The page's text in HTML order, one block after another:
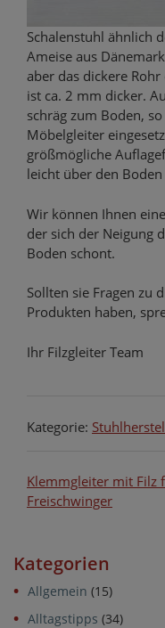
Schalenstuhl ähnlich
Ameise aus
aber das dickere
ist ca. 2 mm dicker.
schräg zum Boden,
Möbelgleiter
größmögliche
leicht über den
Wir können Ihnen
der sich der Neigung
Boden schont.
Sollten sie Fragen zu
Produkten haben,
Ihr Filzgleiter Team
Kategorie:
Klemmgleiter mit Filz
Freischwinger
Kategorien
Allgemein (15)
Alltagstipps (34)